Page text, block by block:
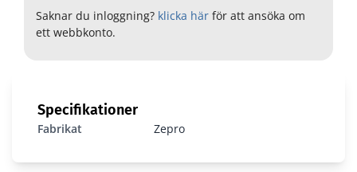
Saknar du inloggning? klicka här för att ansöka om
ett webbkonto.
Specifikationer
Fabrikat Zepro